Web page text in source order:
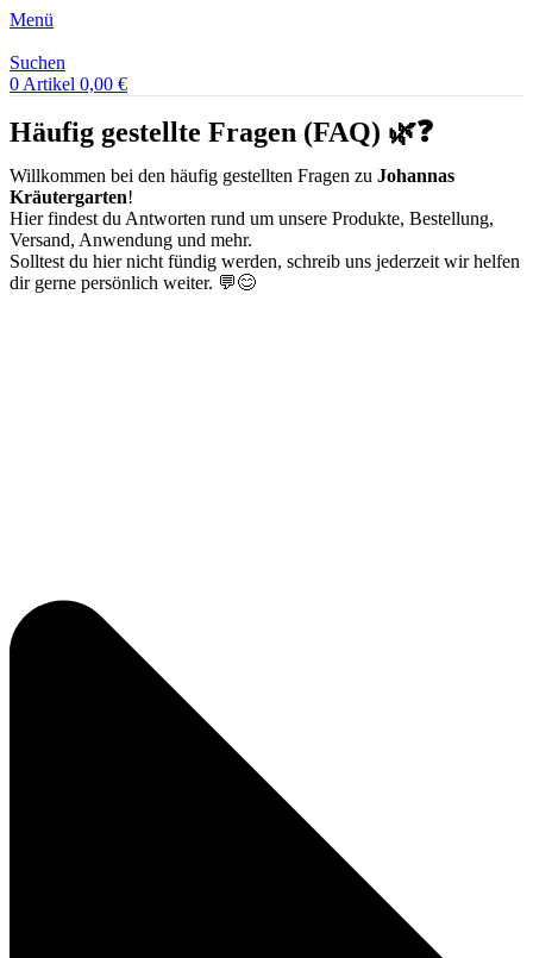
Menü
Suchen
0 Artikel 0,00 €
Häufig gestellte Fragen (FAQ) 🌿❓
Willkommen bei den häufig gestellten Fragen zu Johannas
Kräutergarten!
Hier findest du Antworten rund um unsere Produkte, Bestellung,
Versand, Anwendung und mehr.
Solltest du hier nicht fündig werden, schreib uns jederzeit wir helfen
dir gerne persönlich weiter. 💬😊